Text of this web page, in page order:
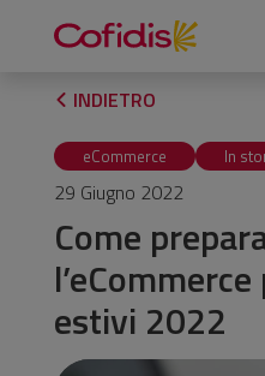
INDIETRO
eCommerce In
29 Giugno 2022
Come
estivi 2022